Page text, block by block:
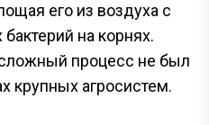
его из воздуха с
на корнях.
процесс не был
крупных агросистем.